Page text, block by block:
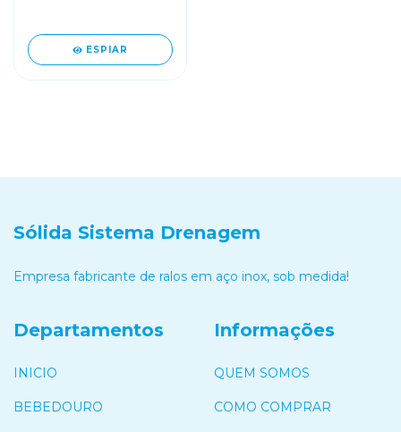
ESPIAR
Sólida Sistema Drenagem
Empresa fabricante de ralos em aço inox, sob medida!
Departamentos
INICIO
BEBEDOURO
Informações
QUEM SOMOS
COMO COMPRAR